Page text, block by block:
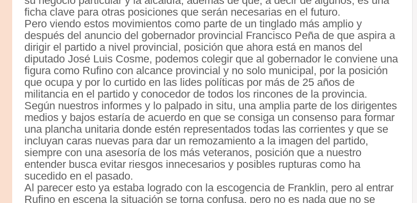
ficha clave para otras posiciones que serán necesarias en el futuro.
Pero viendo estos movimientos como parte de un tinglado más amplio y
después del anuncio del gobernador provincial Francisco Peña de que aspira a
dirigir el partido a nivel provincial, posición que ahora está en manos del
diputado José Luis Cosme, podemos colegir que al gobernador le conviene una
figura como Rufino con alcance provincial y no solo municipal, por la posición
que ocupa y por lo curtido en las lides políticas por más de 25 años de
militancia en el partido y conocedor de todos los rincones de la provincia.
Según nuestros informes y lo palpado in situ, una amplia parte de los dirigentes
medios y bajos estaría de acuerdo en que se consiga un consenso para formar
una plancha unitaria donde estén representados todas las corrientes y que se
incluyan caras nuevas para dar un remozamiento a la imagen del partido,
siempre con una asesoría de los más veteranos, posición que a nuestro
entender busca evitar riesgos innecesarios y posibles rupturas como ha
sucedido en el pasado.
Al parecer esto ya estaba logrado con la escogencia de Franklin, pero al entrar
Rufino en escena la situación se torna confusa, pero no es nada que no se